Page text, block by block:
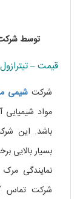
توسط
قیمت – تیترازول
شرکت شیمی
مواد
باشد. این
بسیار بالایی
نمایندگی
شرکت تماس